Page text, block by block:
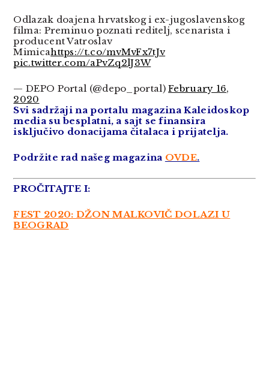
Odlazak doajena hrvatskog i ex-jugoslavenskog
filma: Preminuo poznati reditelj, scenarista i
producent Vatroslav
Mimicahttps://t.co/mvMvFx7tJv
pic.twitter.com/aPvZq2lJ3W
— DEPO Portal (@depo_portal)February 16,
2020
Svi sadržaji na portalu magazina Kaleidoskop
media su besplatni, a sajt se finansira
isključivo donacijama čitalaca i prijatelja.
Podržite rad našeg magazina OVDE.
PROČITAJTE I:
FEST 2020: DŽON MALKOVIČ DOLAZI U
BEOGRAD